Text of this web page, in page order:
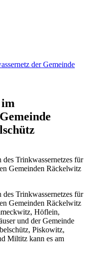
Trinkwassernetzes für
Gemeinden Räckelwitz
Trinkwassernetzes für
Gemeinden Räckelwitz
Höflein,
und der Gemeinde
Piskowitz,
Miltitz kann es am